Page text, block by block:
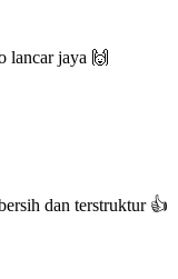
lancar jaya 🙌
dan terstruktur 👍